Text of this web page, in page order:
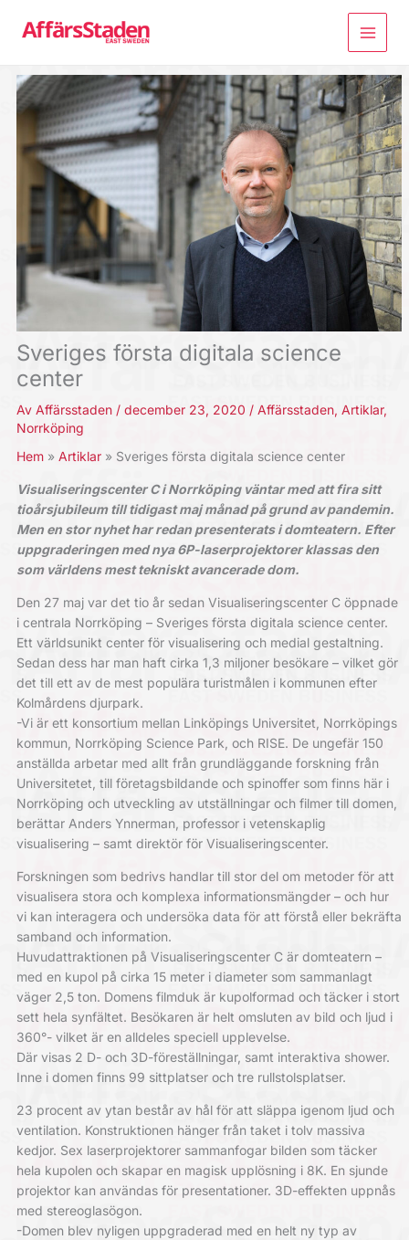
Sveriges första digitala science
center
Av Affärsstaden / december 23, 2020 / Affärsstaden, Artiklar,
Norrköping
Hem
Artiklar Sveriges första digitala science center
Visualiseringscenter C i Norrköping väntar med att fira sitt
tioårsjubileum till tidigast maj månad på grund av pandemin.
Men en stor nyhet har redan presenterats i domteatern. Efter
uppgraderingen med nya 6P-laserprojektorer klassas den
som världens mest tekniskt avancerade dom.
Den 27 maj var det tio år sedan Visualiseringscenter C öppnade
i centrala Norrköping – Sveriges första digitala science center.
Ett världsunikt center för visualisering och medial gestaltning.
Sedan dess har man haft cirka 1,3 miljoner besökare – vilket gör
det till ett av de mest populära turistmålen i kommunen efter
Kolmårdens djurpark.
-Vi är ett konsortium mellan Linköpings Universitet, Norrköpings
kommun, Norrköping Science Park, och RISE. De ungefär 150
anställda arbetar med allt från grundläggande forskning från
Universitetet, till företagsbildande och spinoffer som finns här i
Norrköping och utveckling av utställningar och filmer till domen,
berättar Anders Ynnerman, professor i vetenskaplig
visualisering – samt direktör för Visualiseringscenter.
Forskningen som bedrivs handlar till stor del om metoder för att
visualisera stora och komplexa informationsmängder – och hur
vi kan interagera och undersöka data för att förstå eller bekräfta
samband och information.
Huvudattraktionen på Visualiseringscenter C är domteatern –
med en kupol på cirka 15 meter i diameter som sammanlagt
väger 2,5 ton. Domens filmduk är kupolformad och täcker i stort
sett hela synfältet. Besökaren är helt omsluten av bild och ljud i
360°- vilket är en alldeles speciell upplevelse.
Där visas 2 D- och 3D-föreställningar, samt interaktiva shower.
Inne i domen finns 99 sittplatser och tre rullstolsplatser.
23 procent av ytan består av hål för att släppa igenom ljud och
ventilation. Konstruktionen hänger från taket i tolv massiva
kedjor. Sex laserprojektorer sammanfogar bilden som täcker
hela kupolen och skapar en magisk upplösning i 8K. En sjunde
projektor kan användas för presentationer. 3D-effekten uppnås
med stereoglasögon.
-Domen blev nyligen uppgraderad med en helt ny typ av